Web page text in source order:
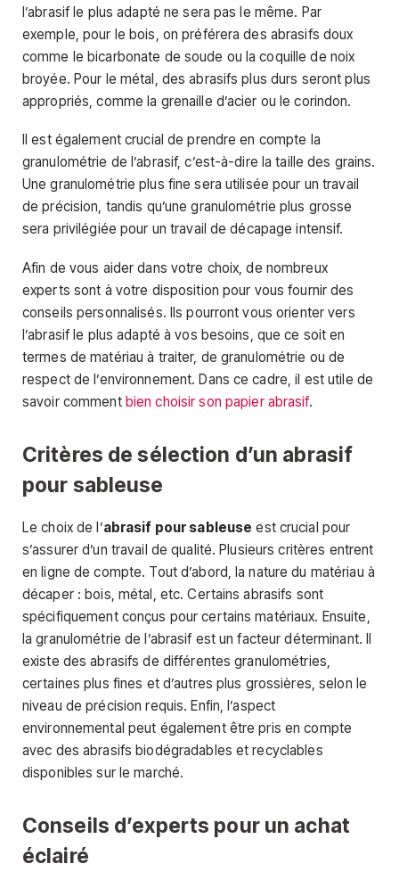
l’abrasif le plus adapté ne sera pas le même. Par
exemple, pour le bois, on préférera des abrasifs doux
comme le bicarbonate de soude ou la coquille de noix
broyée. Pour le métal, des abrasifs plus durs seront plus
appropriés, comme la grenaille d’acier ou le corindon.
Il est également crucial de prendre en compte la
granulométrie de l’abrasif, c’est-à-dire la taille des grains.
Une granulométrie plus fine sera utilisée pour un travail
de précision, tandis qu’une granulométrie plus grosse
sera privilégiée pour un travail de décapage intensif.
Afin de vous aider dans votre choix, de nombreux
experts sont à votre disposition pour vous fournir des
conseils personnalisés. Ils pourront vous orienter vers
l’abrasif le plus adapté à vos besoins, que ce soit en
termes de matériau à traiter, de granulométrie ou de
respect de l’environnement. Dans ce cadre, il est utile de
savoir comment bien choisir son papier abrasif.
Critères de sélection d’un abrasif
pour sableuse
Le choix de l’abrasif pour sableuse est crucial pour
s’assurer d’un travail de qualité. Plusieurs critères entrent
en ligne de compte. Tout d’abord, la nature du matériau à
décaper : bois, métal, etc. Certains abrasifs sont
spécifiquement conçus pour certains matériaux. Ensuite,
la granulométrie de l’abrasif est un facteur déterminant. Il
existe des abrasifs de différentes granulométries,
certaines plus fines et d’autres plus grossières, selon le
niveau de précision requis. Enfin, l’aspect
environnemental peut également être pris en compte
avec des abrasifs biodégradables et recyclables
disponibles sur le marché.
Conseils d’experts pour un achat
éclairé